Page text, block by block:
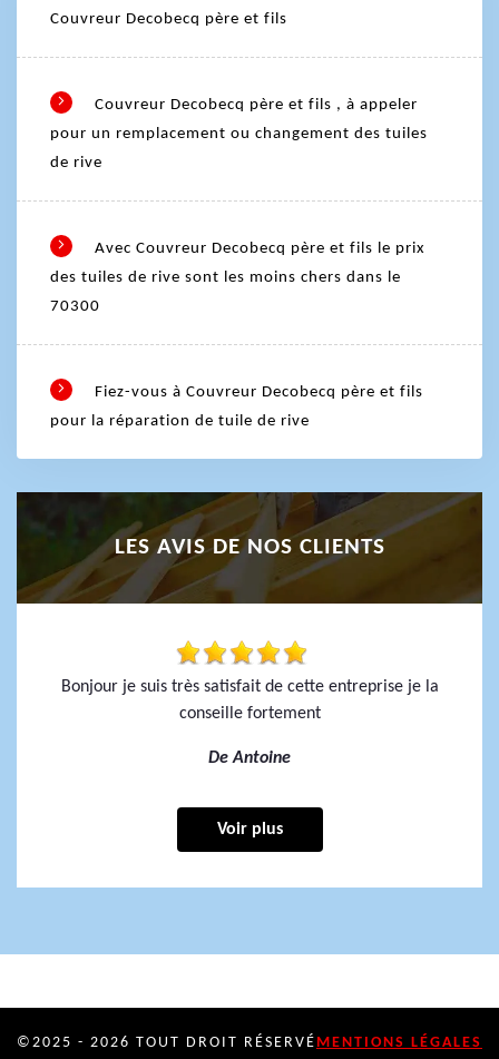
Couvreur Decobecq père et fils
Couvreur Decobecq père et fils , à appeler
pour un remplacement ou changement des tuiles
de rive
Avec Couvreur Decobecq père et fils le prix
des tuiles de rive sont les moins chers dans le
70300
Fiez-vous à Couvreur Decobecq père et fils
pour la réparation de tuile de rive
LES AVIS DE NOS CLIENTS
Bonjour je suis très satisfait de cette entreprise je la
conseille fortement
De Antoine
Voir plus
©2025 - 2026 TOUT DROIT RÉSERVÉ MENTIONS LÉGALES